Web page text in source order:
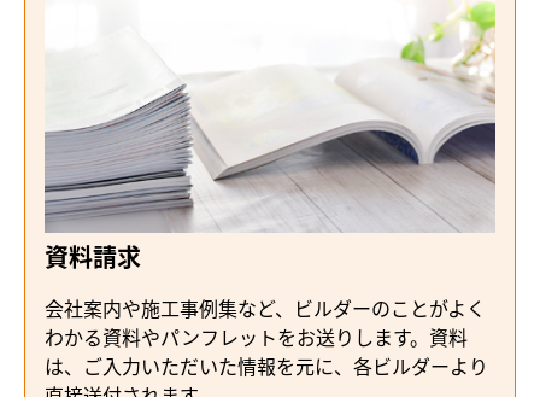
資料請求
会社案内や施工事例集など、ビルダーのことがよく
わかる資料やパンフレットをお送りします。資料
は、ご入力いただいた情報を元に、各ビルダーより